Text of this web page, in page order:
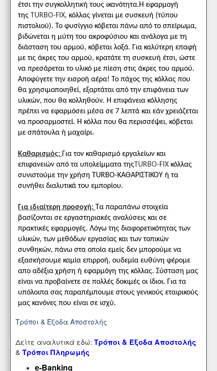
έτσι την συγκολλητική τους ικανότητα.Η εφαρμογή
της
TURBO-FIX, κόλλας γίνεται με συσκευή (τύπου
πιστολιού). Το φυσίγγιο κόβεται πάνω από το σπείρωμα,
βιδώνεται η μύτη του ακροφύσιου και ανάλογα με τη
διάσταση του αρμού, κόβεται λοξά. Για καλύτερη επαφή
με τις άκρες του αρμού, κρατάτε τη συσκευή έτσι, ώστε
να πρεσάρεται το υλικό με πίεση στις άκρες του αρμού.
Αποφύγετε την εισροή αέρα! Το πάχος της κόλλας που
θα χρησιμοποιηθεί, εξαρτάται από την επιφάνεια των
υλικών, που θα κολληθούν. Η επιφάνεια κόλλησης
πρέπει να εφαρμόσει μέσα σε 7 λεπτά και εάν χρειάζεται
να προσαρμοστεί. Η κόλλα που θα περισσέψει, κόβεται
με σπάτουλα ή μαχαίρι.
Καθαρισμός: Για τον καθαρισμό εργαλείων και
επιφανειών από τα υπολείμματα της TURBO-FIX κόλλας
συνιστούμε την χρήση TURBO-ΚΑΘΑΡΙΣΤΙΚΟΥ ή τα
συνήθει διαλυτικά του εμπορίου.
Για ιδιαίτερη προσοχή: Τα παραπάνω στοιχεία
βασίζονται σε εργαστηριακές αναλύσεις και σε
πρακτικές εφαρμογές. Λόγω της διαφορετικότητας των
υλικών, των μεθόδων εργασίας και των τοπικών
συνθηκών, πάνω στα οποία εμείς δεν μπορούμε να
εξασκήσουμε καμία επιρροή, ουδεμία ευθύνη φέρομε
απο αδέξια χρήση ή εφαρμόγη της κόλλας. Σύσταση μας
είναι να προβαίνετε σε πολλές δοκιμές οι ίδιοι. Για τα
υπόλοιπα σας παραπέμπουμε στους γενικούς εταιρικούς
μας κανόνες που είναι σε ισχύ.
Τρόποι & Έξοδα Αποστολής
Δείτε αναλυτικά εδώ: Τρόποι & Έξοδα Αποστολής
& Τρόποι Πληρωμής
e-Banking